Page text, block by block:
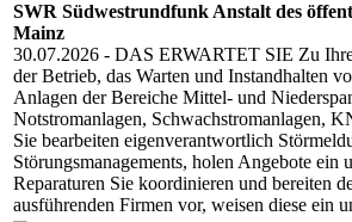
SWR Südwestrundfunk Anstalt des
Mainz
30.07.2026 - DAS ERWARTET SIE Zu
der Betrieb, das Warten und Instandhalten
Anlagen der Bereiche Mittel- und
Notstromanlagen, Schwachstromanlagen,
Sie bearbeiten eigenverantwortlich
Störungsmanagements, holen Angebote ein
Reparaturen Sie koordinieren und bereiten
ausführenden Firmen vor, weisen diese ein